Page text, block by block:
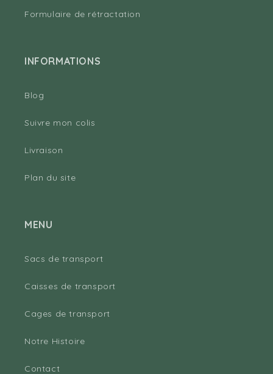
Formulaire de rétractation
INFORMATIONS
Blog
Suivre mon colis
Livraison
Plan du site
MENU
Sacs de transport
Caisses de transport
Cages de transport
Notre Histoire
Contact